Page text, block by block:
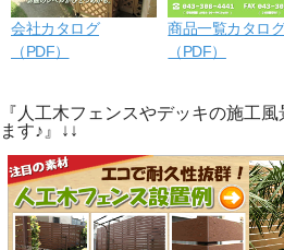
会社カタログ
（PDF）
商品一覧カタロ
（PDF）
『人工木フェンスやデッキの施工
ます♪』↓↓